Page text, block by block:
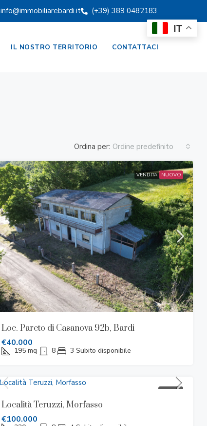
info@immobiliarebardi.it (+39) 389 0482183
IL NOSTRO TERRITORIO CONTATTACI
Ordina per: Ordine predefinito
VENDITA NUOVO
Loc. Pareto di Casanova 92b, Bardi
€40.000
195 mq 8 3 Subito disponibile
VENDITA
Località Teruzzi, Morfasso
€100.000
IT